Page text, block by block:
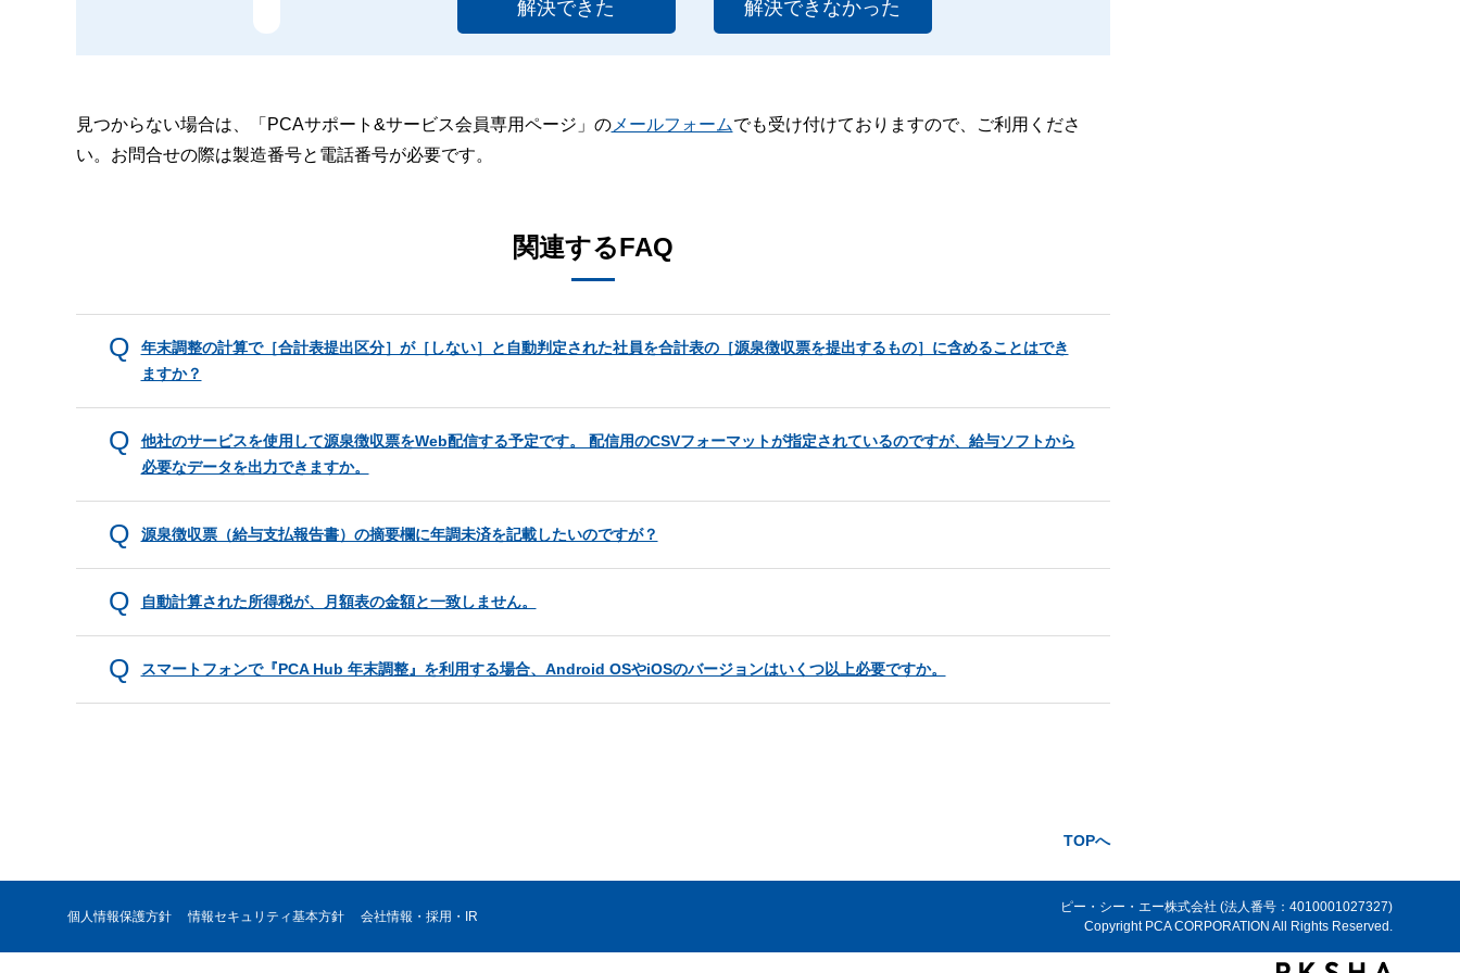
解決できた 解決できなかった
見つからない場合は、「PCAサポート&サービス会員専用ページ」のメールフォームでも受け付けておりますので、ご利用くださ
い。お問合せの際は製造番号と電話番号が必要です。
関連するFAQ
年末調整の計算で［合計表提出区分］が［しない］と自動判定された社員を合計表の［源泉徴収票を提出するもの］に含めることはでき
ますか？
他社のサービスを使用して源泉徴収票をWeb配信する予定です。 配信用のCSVフォーマットが指定されているのですが、給与ソフトから
必要なデータを出力できますか。
源泉徴収票（給与支払報告書）の摘要欄に年調未済を記載したいのですが？
自動計算された所得税が、月額表の金額と一致しません。
スマートフォンで『PCA Hub 年末調整』を利用する場合、Android OSやiOSのバージョンはいくつ以上必要ですか。
TOPへ
個人情報保護方針 情報セキュリティ基本方針 会社情報・採用・IR
ピー・シー・エー株式会社 (法人番号：4010001027327)
Copyright PCA CORPORATION All Rights Reserved.